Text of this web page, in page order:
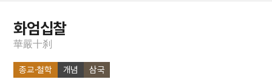
6
7
공진형
화엄십찰
華嚴十刹
종교·철학 개념 삼국